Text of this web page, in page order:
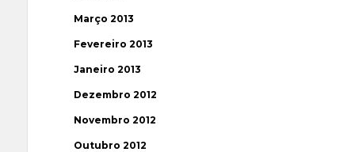
Março 2013
Fevereiro 2013
Janeiro 2013
Dezembro 2012
Novembro 2012
Outubro 2012